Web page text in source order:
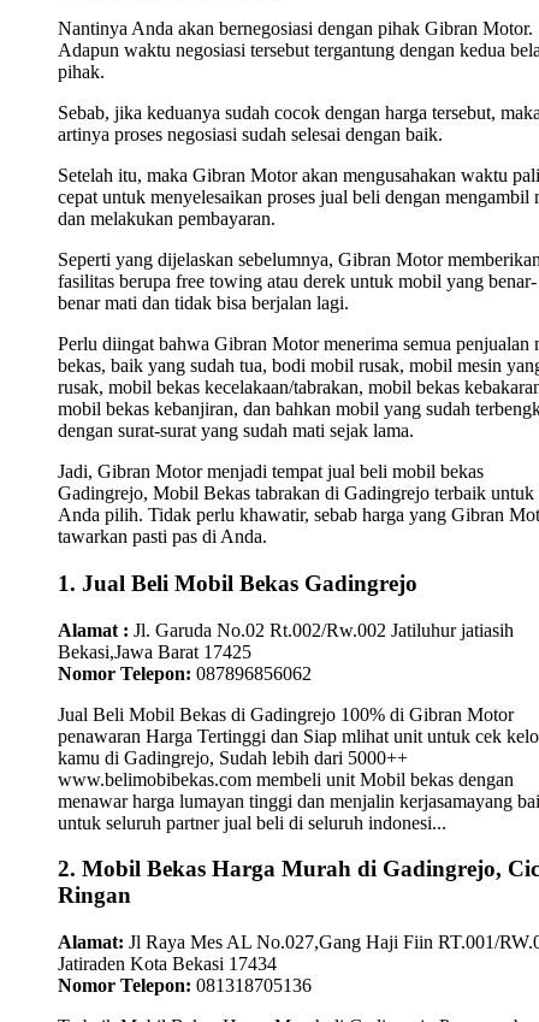
Nantinya Anda akan bernegosiasi dengan pihak Gibran Motor.
Adapun waktu negosiasi tersebut tergantung dengan kedua
pihak.
Sebab, jika keduanya sudah cocok dengan harga tersebut,
artinya proses negosiasi sudah selesai dengan baik.
Setelah itu, maka Gibran Motor akan mengusahakan waktu
cepat untuk menyelesaikan proses jual beli dengan mengambil
dan melakukan pembayaran.
Seperti yang dijelaskan sebelumnya, Gibran Motor
fasilitas berupa free towing atau derek untuk mobil yang benar-
benar mati dan tidak bisa berjalan lagi.
Perlu diingat bahwa Gibran Motor menerima semua penjualan
bekas, baik yang sudah tua, bodi mobil rusak, mobil mesin
rusak, mobil bekas kecelakaan/tabrakan, mobil bekas
mobil bekas kebanjiran, dan bahkan mobil yang sudah
dengan surat-surat yang sudah mati sejak lama.
Jadi, Gibran Motor menjadi tempat jual beli mobil bekas
Gadingrejo, Mobil Bekas tabrakan di Gadingrejo terbaik untuk
Anda pilih. Tidak perlu khawatir, sebab harga yang Gibran
tawarkan pasti pas di Anda.
1. Jual Beli Mobil Bekas Gadingrejo
Alamat : Jl. Garuda No.02 Rt.002/Rw.002 Jatiluhur jatiasih
Bekasi,Jawa Barat 17425
Nomor Telepon: 087896856062
Jual Beli Mobil Bekas di Gadingrejo 100% di Gibran Motor
penawaran Harga Tertinggi dan Siap mlihat unit untuk cek
kamu di Gadingrejo, Sudah lebih dari 5000++
www.belimobibekas.com membeli unit Mobil bekas dengan
menawar harga lumayan tinggi dan menjalin kerjasamayang
untuk seluruh partner jual beli di seluruh indonesi...
2. Mobil Bekas Harga Murah di Gadingrejo,
Ringan
Alamat: Jl Raya Mes AL No.027,Gang Haji Fiin RT.001/
Jatiraden Kota Bekasi 17434
Nomor Telepon: 081318705136